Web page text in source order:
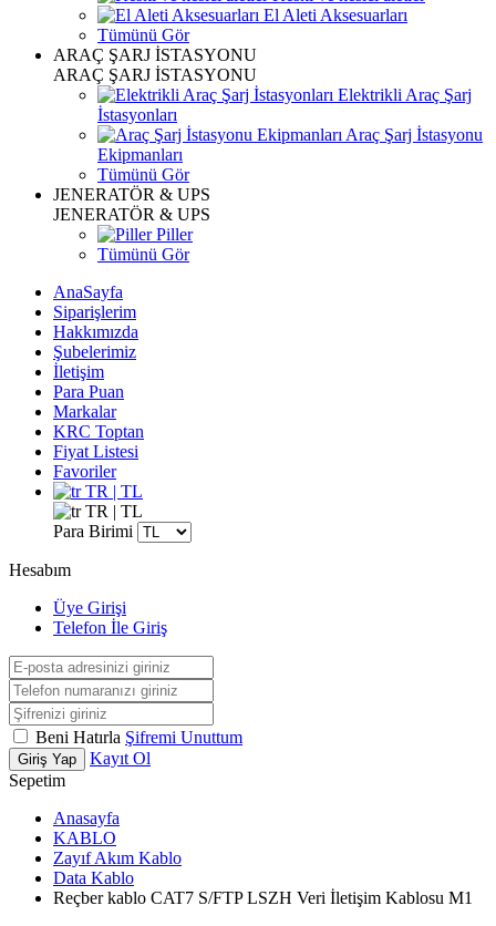
El Aleti Aksesuarları
Tümünü Gör
ARAÇ ŞARJ İSTASYONU
ARAÇ ŞARJ İSTASYONU
Elektrikli Araç Şarj
İstasyonları
Araç Şarj İstasyonu
Ekipmanları
Tümünü Gör
JENERATÖR & UPS
JENERATÖR & UPS
Piller
Tümünü Gör
AnaSayfa
Siparişlerim
Hakkımızda
Şubelerimiz
İletişim
Para Puan
Markalar
KRC Toptan
Fiyat Listesi
Favoriler
TR | TL
TR | TL
Para Birimi
Hesabım
Üye Girişi
Telefon İle Giriş
Beni Hatırla Şifremi Unuttum
Giriş Yap
Kayıt Ol
Sepetim
Anasayfa
KABLO
Zayıf Akım Kablo
Data Kablo
Reçber kablo CAT7 S/FTP LSZH Veri İletişim Kablosu M1